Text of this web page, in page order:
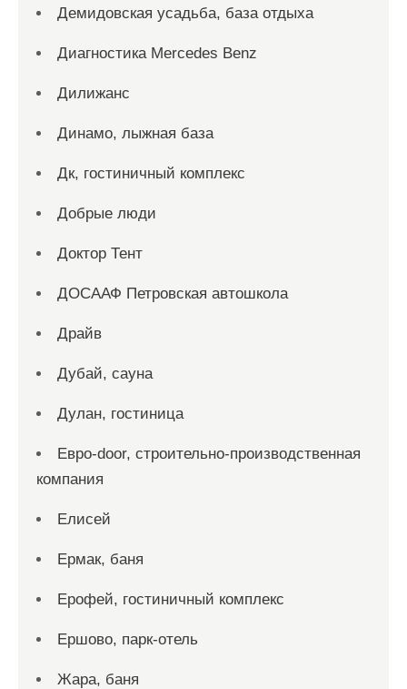
Демидовская усадьба, база отдыха
Диагностика Mercedes Benz
Дилижанс
Динамо, лыжная база
Дк, гостиничный комплекс
Добрые люди
Доктор Тент
ДОСААФ Петровская автошкола
Драйв
Дубай, сауна
Дулан, гостиница
Евро-door, строительно-производственная
компания
Елисей
Ермак, баня
Ерофей, гостиничный комплекс
Ершово, парк-отель
Жара, баня